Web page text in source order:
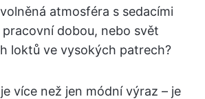
atmosféra s sedacími
dobou, nebo svět
loktů ve vysokých patrech?
více než jen módní výraz – je